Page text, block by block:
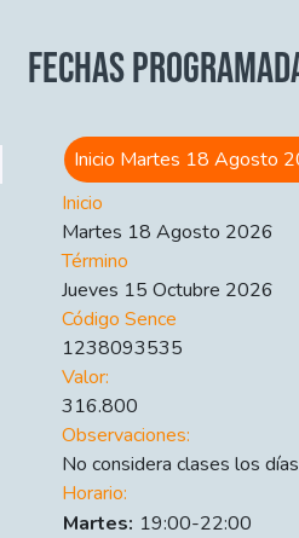
FECHAS
Inicio Martes 18 Agosto
Inicio
Martes 18 Agosto 2026
Término
Jueves 15 Octubre 2026
Código Sence
1238093535
Valor:
316.800
Observaciones:
No considera clases los
Horario:
Día
Time slot
Comment
Martes: 19:00-22:00